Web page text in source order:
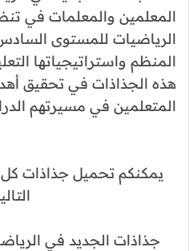
المعلمين والمعلمات في
الرياضيات للمستوى
المنظم واستراتيجياتها
هذه الجذاذات في تحقيق
المتعلمين في مسيرتهم
يمكنكم تحميل جذاذات
جذاذات الجديد في